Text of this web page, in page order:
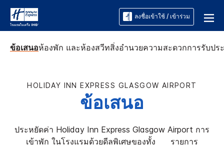
ลงชื่อเข้าใช้ / เข้าร่วม
ข้อเสนอห้องพัก และห้องสวีทสิ่งอำนวยความสะดวกการรับปร
HOLIDAY INN EXPRESS GLASGOW AIRPORT
ข้อเสนอ
ประหยัดค่า Holiday Inn Express Glasgow Airport การ
เข้าพัก ในโรงแรมด้วยดีลพิเศษของทั้ง ​ ​ ​ ​ ​ รายการ